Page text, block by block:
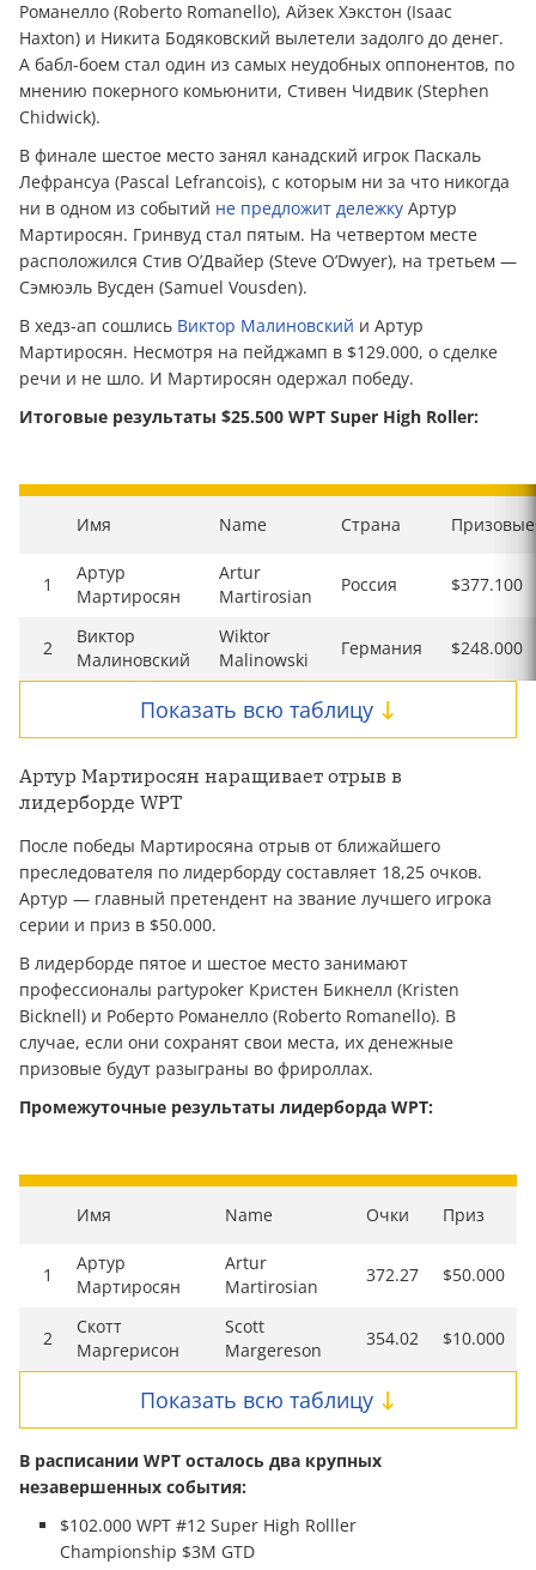
Романелло (Roberto Romanello), Айзек Хэкстон (Isaac
Haxton) и Никита Бодяковский вылетели задолго до денег.
А бабл-боем стал один из самых неудобных оппонентов, по
мнению покерного комьюнити, Стивен Чидвик (Stephen
Chidwick).
В финале шестое место занял канадский игрок Паскаль
Лефрансуа (Pascal Lefrancois), с которым ни за что никогда
ни в одном из событий не предложит дележку Артур
Мартиросян. Гринвуд стал пятым. На четвертом месте
расположился Стив О’Двайер (Steve O’Dwyer), на третьем —
Сэмюэль Вусден (Samuel Vousden).
В хедз-ап сошлись Виктор Малиновский и Артур
Мартиросян. Несмотря на пейджамп в $129.000, о сделке
речи и не шло. И Мартиросян одержал победу.
Итоговые результаты $25.500 WPT Super High Roller:
Имя Name Страна Призовые
1
Артур
Мартиросян
Artur
Martirosian
Россия $377.100
2
Виктор
Малиновский
Wiktor
Malinowski
Германия $248.000
Показать всю таблицу
Артур Мартиросян наращивает отрыв в
лидерборде WPT
После победы Мартиросяна отрыв от ближайшего
преследователя по лидерборду составляет 18,25 очков.
Артур — главный претендент на звание лучшего игрока
серии и приз в $50.000.
В лидерборде пятое и шестое место занимают
профессионалы partypoker Кристен Бикнелл (Kristen
Bicknell) и Роберто Романелло (Roberto Romanello). В
случае, если они сохранят свои места, их денежные
призовые будут разыграны во фрироллах.
Промежуточные результаты лидерборда WPT:
Имя Name Очки Приз
1
Артур
Мартиросян
Artur
Martirosian
372.27 $50.000
2
Скотт
Маргерисон
Scott
Margereson
354.02 $10.000
Показать всю таблицу
В расписании WPT осталось два крупных
незавершенных события:
$102.000 WPT #12 Super High Rolller
Championship $3M GTD